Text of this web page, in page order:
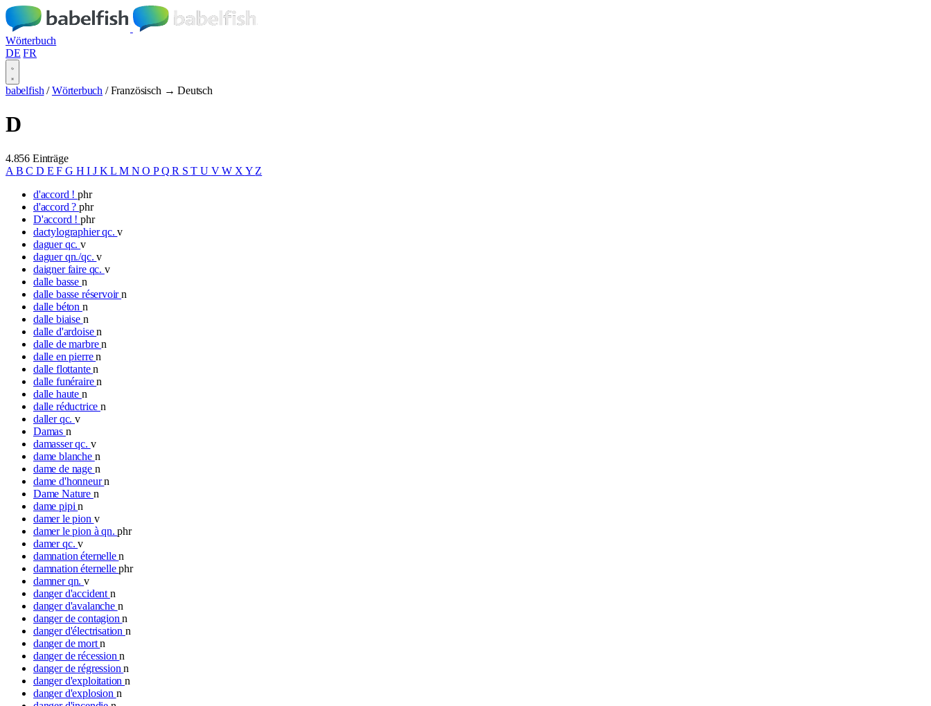
Wörterbuch
DE FR
babelfish / Wörterbuch / Französisch → Deutsch
D
4.856 Einträge
A BC D EF G HI J KL M NO PQR STU VW X Y Z
d'accord !phr
d'accord ?phr
D'accord !phr
dactylographier qc.v
daguer qc.v
daguer qn./qc.v
daigner faire qc. v
dalle basse n
dalle basse réservoirn
dalle béton n
dalle biaise n
dalle d'ardoisen
dalle de marbren
dalle en pierren
dalle flottanten
dalle funérairen
dalle haute n
dalle réductricen
daller qc.v
Damas n
damasser qc. v
dame blanche n
dame de nage n
dame d'honneurn
Dame Nature n
dame pipin
damer le pion v
damer le pion à qn.phr
damer qc.v
damnation éternellen
damnation éternellephr
damner qn.v
danger d'accident n
danger d'avalanche n
danger de contagionn
danger d'électrisation n
danger de mortn
danger de récessionn
danger de régressionn
danger d'exploitationn
danger d'explosion n